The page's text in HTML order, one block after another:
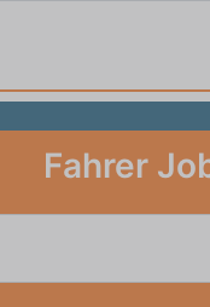
Fahrer